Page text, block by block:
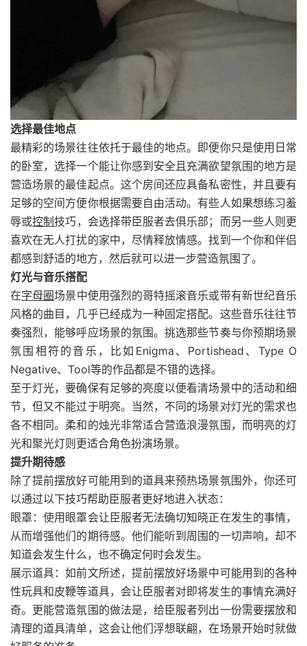
选择最佳地点
最精彩的场景往往依托于最佳的地点。即便你只是使用日常
的卧室，选择一个能让你感到安全且充满欲望氛围的地方是
营造场景的最佳起点。这个房间还应具备私密性，并且要有
足够的空间方便你根据需要自由活动。有些人如果想练习羞
辱或控制技巧，会选择带臣服者去俱乐部；而另一些人则更
喜欢在无人打扰的家中，尽情释放情感。找到一个你和伴侣
都感到舒适的地方，然后就可以进一步营造氛围了。
灯光与音乐搭配
在字母圈场景中使用强烈的哥特摇滚音乐或带有新世纪音乐
风格的曲目，几乎已经成为一种固定搭配。这些音乐往往节
奏强烈，能够呼应场景的氛围。挑选那些节奏与你预期场景
氛围相符的音乐，比如Enigma、Portishead、Type O
Negative、Tool等的作品都是不错的选择。
至于灯光，要确保有足够的亮度以便看清场景中的活动和细
节，但又不能过于明亮。当然，不同的场景对灯光的需求也
各不相同。柔和的烛光非常适合营造浪漫氛围，而明亮的灯
光和聚光灯则更适合角色扮演场景。
提升期待感
除了提前摆放好可能用到的道具来预热场景氛围外，你还可
以通过以下技巧帮助臣服者更好地进入状态：
眼罩：使用眼罩会让臣服者无法确切知晓正在发生的事情，
从而增强他们的期待感。他们能听到周围的一切声响，却不
知道会发生什么，也不确定何时会发生。
展示道具：如前文所述，提前摆放好场景中可能用到的各种
性玩具和皮鞭等道具，会让臣服者对即将发生的事情充满好
奇。更能营造氛围的做法是，给臣服者列出一份需要摆放和
清理的道具清单，这会让他们浮想联翩，在场景开始时就做